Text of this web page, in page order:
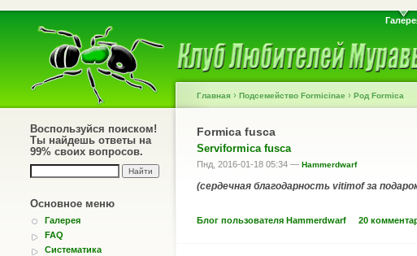
Воспользуйся поиском!
Ты найдешь ответы на
99% своих вопросов.
Основное меню
Галерея
FAQ
Систематика
Главная › Подсемейство Formicinae › Род Formica
Formica fusca
Serviformica fusca
Пнд, 2016-01-18 05:34 — Hammerdwarf
(сердечная благодарность vitimof за
Блог пользователя Hammerdwarf 20